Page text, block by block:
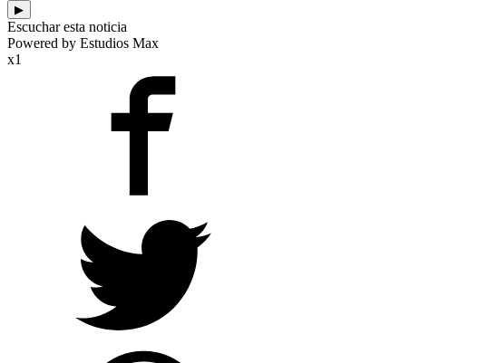
▶
Escuchar esta noticia
Powered by Estudios Max
x1